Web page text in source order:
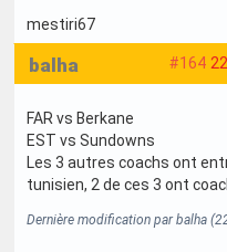
mestiri67
#164
balha
FAR vs Berkane
EST vs Sundowns
Les 3 autres coachs ont
tunisien, 2 de ces 3 ont
Dernière modification par balha